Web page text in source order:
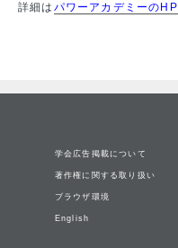
詳細は パワーアカデミーのHP
学会広告掲載について
著作権に関する取り扱い
ブラウザ環境
English